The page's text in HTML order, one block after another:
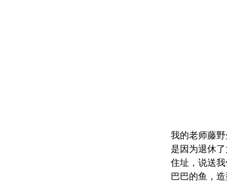
我的老师藤
是因为退休
住址，说送
巴巴的鱼，